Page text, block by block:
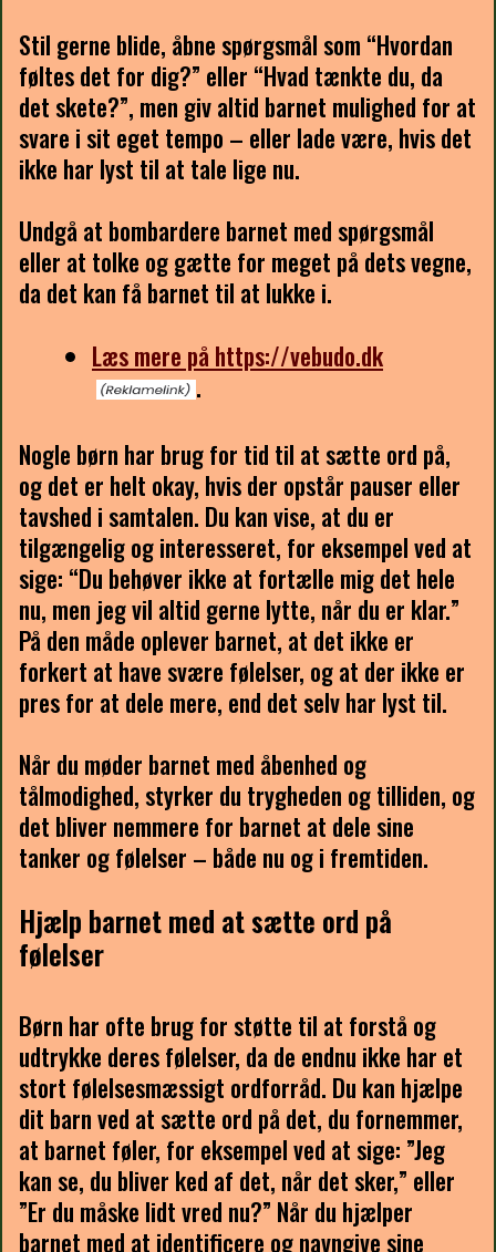
Stil gerne blide, åbne spørgsmål som “Hvordan
føltes det for dig?” eller “Hvad tænkte du, da
det skete?”, men giv altid barnet mulighed for at
svare i sit eget tempo – eller lade være, hvis det
ikke har lyst til at tale lige nu.
Undgå at bombardere barnet med spørgsmål
eller at tolke og gætte for meget på dets vegne,
da det kan få barnet til at lukke i.
Læs mere på https://vebudo.dk
.
Nogle børn har brug for tid til at sætte ord på,
og det er helt okay, hvis der opstår pauser eller
tavshed i samtalen. Du kan vise, at du er
tilgængelig og interesseret, for eksempel ved at
sige: “Du behøver ikke at fortælle mig det hele
nu, men jeg vil altid gerne lytte, når du er klar.”
På den måde oplever barnet, at det ikke er
forkert at have svære følelser, og at der ikke er
pres for at dele mere, end det selv har lyst til.
Når du møder barnet med åbenhed og
tålmodighed, styrker du trygheden og tilliden, og
det bliver nemmere for barnet at dele sine
tanker og følelser – både nu og i fremtiden.
Hjælp barnet med at sætte ord på
følelser
Børn har ofte brug for støtte til at forstå og
udtrykke deres følelser, da de endnu ikke har et
stort følelsesmæssigt ordforråd. Du kan hjælpe
dit barn ved at sætte ord på det, du fornemmer,
at barnet føler, for eksempel ved at sige: ”Jeg
kan se, du bliver ked af det, når det sker,” eller
”Er du måske lidt vred nu?” Når du hjælper
barnet med at identificere og navngive sine